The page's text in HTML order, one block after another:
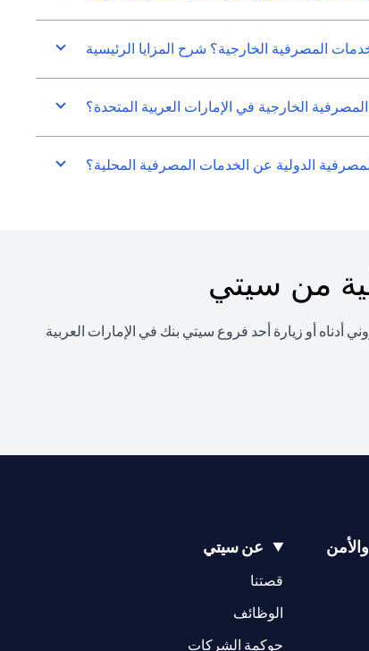
المصرفية الخارجية؟ شرح المزايا الرئيسية
الخارجية في الإمارات العربية المتحدة؟
الدولية عن الخدمات المصرفية المحلية؟
من سيتي
أدناه أو زيارة أحد فروع سيتي بنك في الإمارات العربية
عن سيتي
قصتنا
(opens in a new tab)
الوظائف
(opens in a new tab)
حوكمة الشركات
(opens in a new tab)